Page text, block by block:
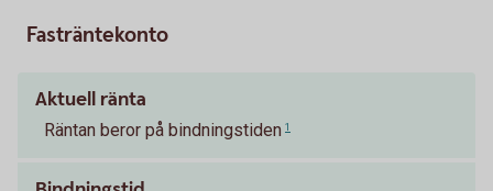
Fasträntekonto
Aktuell ränta
Räntan beror på bindningstiden 1